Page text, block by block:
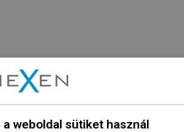
a weboldal sütiket használ